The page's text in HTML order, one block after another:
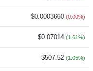
$0.0003660 (0.00%)
$0.07014 (1.61%)
$507.52 (1.05%)